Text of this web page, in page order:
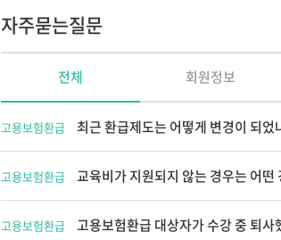
마음에서 마음으로 주고 받는 교사 상
호작용 매뉴얼
영유아 교육기관 안전관리 전문가교육
놀이로 커가는 영아,
교실의 변화를 이끄는 교사
성장 맵
행복을 꿈꾸는 교실, 놀이중심 반응성
영아 놀이따라 관찰하고 기록하고 지
원하고
놀이를 사진
교사의 7가
교실에서 발
정신건강
원장이 알아
어린이집 연
[부모성장 프
자주묻는질문
전체 회원정보
고용보험환급 최근 환급제도는 어떻게 변경이 되었
고용보험환급 교육비가 지원되지 않는 경우는 어떤
고용보험환급 고용보험환급 대상자가 수강 중 퇴사